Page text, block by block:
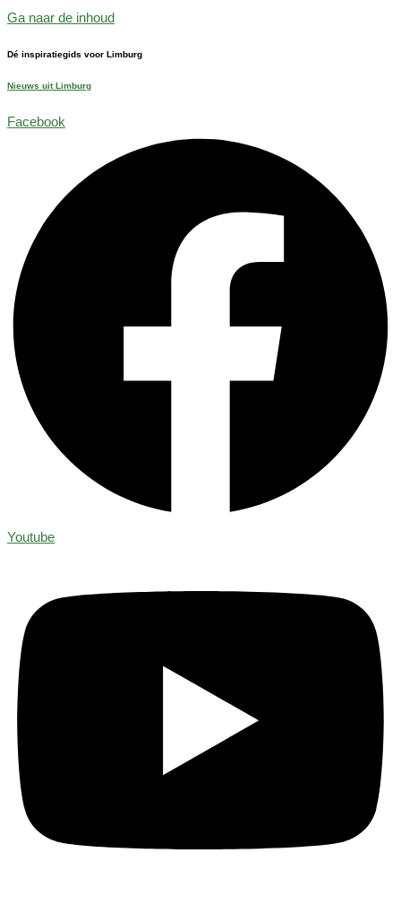
Ga naar de inhoud
Dé inspiratiegids voor Limburg
Nieuws uit Limburg
Facebook
Youtube